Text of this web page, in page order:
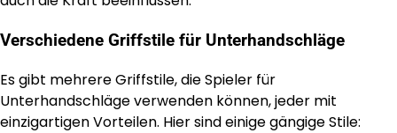
Verschiedene Griffstile für Unterhandschläge
Es gibt mehrere Griffstile, die Spieler für
Unterhandschläge verwenden können, jeder mit
einzigartigen Vorteilen. Hier sind einige gängige Stile: